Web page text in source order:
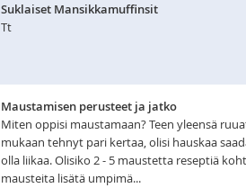
Suklaiset Mansikkamuffinsit
Tt
Maustamisen perusteet ja jatko
Miten oppisi maustamaan? Teen yleensä
mukaan tehnyt pari kertaa, olisi hauskaa
olla liikaa. Olisiko 2 - 5 maustetta reseptiä
mausteita lisätä umpimä...